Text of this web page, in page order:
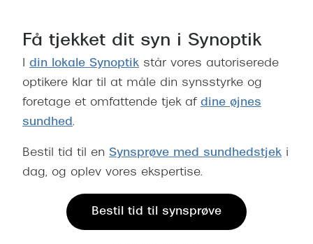
Få tjekket dit syn i Synoptik
din lokale Synoptik står vores autoriserede
optikere klar til at måle din synsstyrke og
foretage et omfattende tjek af dine øjnes
sundhed.
Bestil tid til en Synsprøve med sundhedstjek i
dag, og oplev vores ekspertise.
Bestil tid til synsprøve